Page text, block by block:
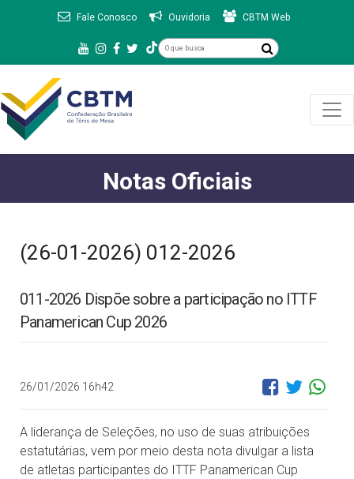
Fale Conosco Ouvidoria CBTM Web
Notas Oficiais
(26-01-2026) 012-2026
011-2026 Dispõe sobre a participação no ITTF
Panamerican Cup 2026
26/01/2026 16h42
A liderança de Seleções, no uso de suas atribuições
estatutárias, vem por meio desta nota divulgar a lista
de atletas participantes do ITTF Panamerican Cup